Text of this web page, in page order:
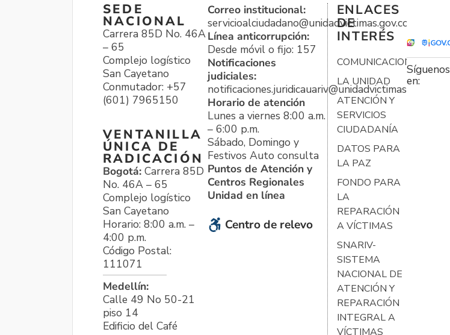
SEDE
NACIONAL
Carrera 85D No. 46A
– 65
Complejo logístico
San Cayetano
Conmutador: +57
(601) 7965150
VENTANILLA
ÚNICA DE
RADICACIÓN
Bogotá: Carrera 85D
No. 46A – 65
Complejo logístico
San Cayetano
Horario: 8:00 a.m. –
4:00 p.m.
Código Postal:
111071
Medellín:
Calle 49 No 50-21
piso 14
Edificio del Café
Correo institucional:
servicioalciudadano@unidadvictimas.gov.co
Línea anticorrupción:
Desde móvil o fijo: 157
Notificaciones
judiciales:
notificaciones.juridicauariv@unidadvictimas.gov.co
Horario de atención
Lunes a viernes 8:00 a.m.
– 6:00 p.m.
Sábado, Domingo y
Festivos Auto consulta
Puntos de Atención y
Centros Regionales
Unidad en línea
Centro de relevo
ENLACES
DE
INTERÉS
COMUNICACIONES
LA UNIDAD
ATENCIÓN Y
SERVICIOS
CIUDADANÍA
DATOS PARA
LA PAZ
FONDO PARA
LA
REPARACIÓN
A VÍCTIMAS
SNARIV-
SISTEMA
NACIONAL DE
ATENCIÓN Y
REPARACIÓN
INTEGRAL A
VÍCTIMAS
Síguenos
en: